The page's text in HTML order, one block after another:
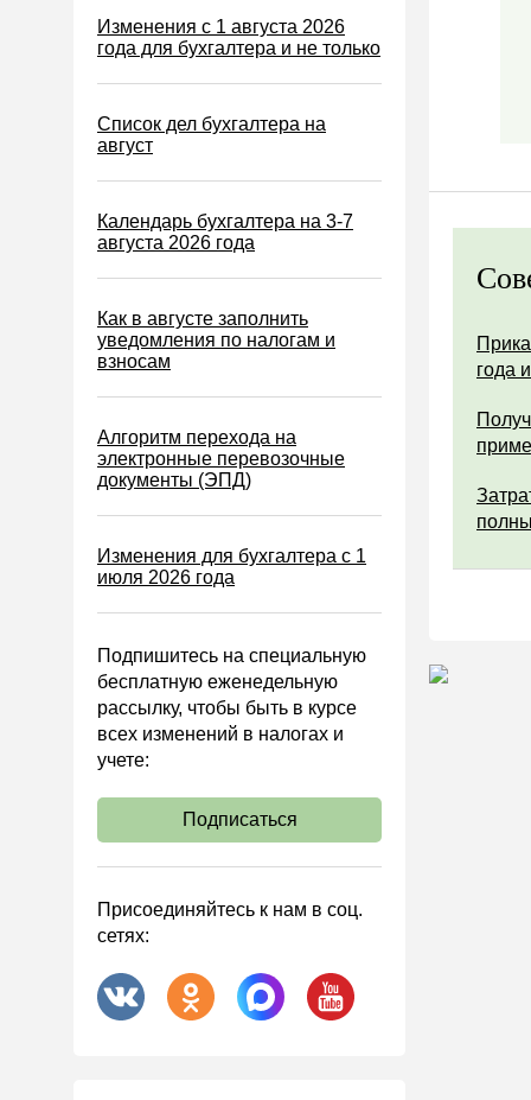
Водный налог
Экологический налог
Налог на игорный бизнес
Акцизы
Возврат и зачет налогов
Налоговые проверки
Ответственность
Статистика
Онлайн-кассы ККТ ККМ
Управленческий учет
Анализ хозяйственной
Охрана труда и аттестация
Охрана труда
Налоговое планирование
Финансовый контроль
Договоры
ООО
АО
Госзакупки
Изменения с 1 августа 2026
года для бухгалтера и не только
Список дел бухгалтера на
август
Календарь бухгалтера на 3-7
августа 2026 года
Как в августе заполнить
уведомления по налогам и
взносам
Алгоритм перехода на
электронные перевозочные
документы (ЭПД)
Изменения для бухгалтера с 1
июля 2026 года
Подпишитесь на специальную
бесплатную еженедельную
рассылку, чтобы быть в курсе
всех изменений в налогах и
учете:
Подписаться
Присоединяйтесь к нам в соц.
сетях:
года